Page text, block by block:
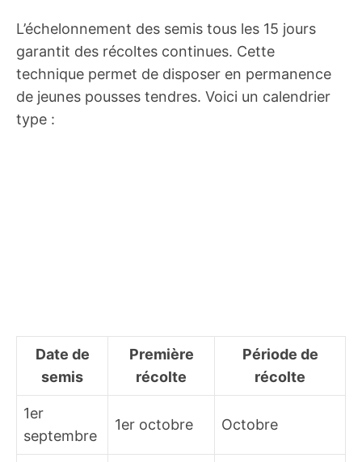
L’échelonnement des semis tous les 15 jours
garantit des récoltes continues. Cette
technique permet de disposer en permanence
de jeunes pousses tendres. Voici un calendrier
type :
Date de
semis
Première
récolte
Période de
récolte
1er
septembre
1er octobre Octobre